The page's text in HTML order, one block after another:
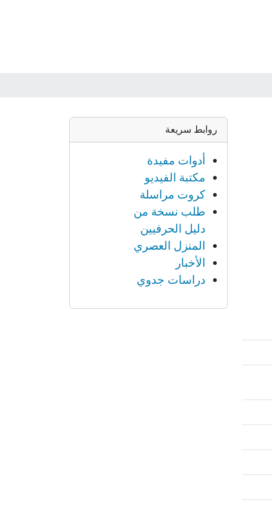
روابط سريعة
أدوات مفيدة
مكتبة الفيديو
كروت مراسلة
طلب نسخة من
دليل الحرفيين
المنزل العصري
الأخبار
دراسات جدوي